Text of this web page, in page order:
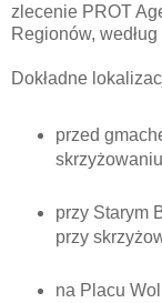
zlecenie PROT
Regionów,
Dokładne
przed
przy Starym
przy
na Placu